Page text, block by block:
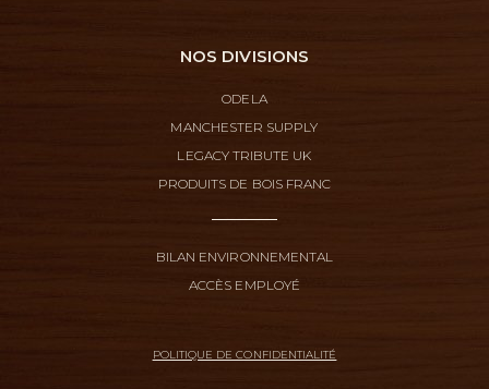
NOS DIVISIONS
ODELA
MANCHESTER SUPPLY
LEGACY TRIBUTE UK
PRODUITS DE BOIS FRANC
BILAN ENVIRONNEMENTAL
ACCÈS EMPLOYÉ
POLITIQUE DE CONFIDENTIALITÉ